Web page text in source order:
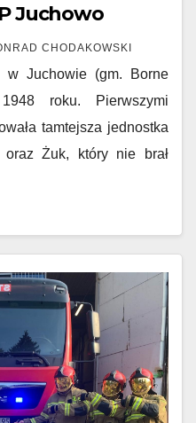
Juchowo
CHODAKOWSKI
w Juchowie (gm. Borne
roku. Pierwszymi
tamtejsza jednostka
Żuk, który nie brał